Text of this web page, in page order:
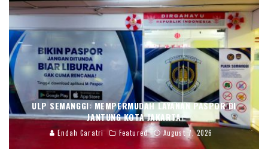
ULP SEMANGGI: MEMPERMUDAH LAYANAN PASPOR DI
JANTUNG KOTA JAKARTA
Endah Caratri Featured August 7, 2026